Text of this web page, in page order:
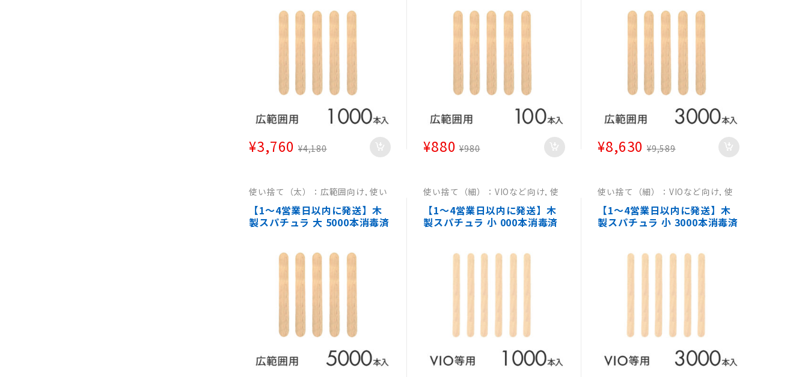
ス脱毛用ウッドスパチュラ エ
¥3,760 ¥4,180
クス脱毛用ウッドスパチュラ
¥880 ¥980
ス脱毛用ウッドスパチュラ エ
¥8,630 ¥9,589
使い捨て（太）：広範囲向け,使い
（太）：広範囲向け,使い捨て
（太）：広範囲向け
【1～4営業日以内に発送】木
製スパチュラ 大 5000本消毒済
ス脱毛用ウッドスパチュラ エ
使い捨て（細）：VIOなど向け,使
て（細）：VIO等向け,使い捨て
（細）：VIO等向け
【1～4営業日以内に発送】木
製スパチュラ 小 000本消毒済
ス脱毛用ウッドスパチュラ エ
使い捨て（細）：VIOなど向け,使
て（細）：VIO等向け,使い捨て
（細）：VIO等向け
【1～4営業日以内に発送】木
製スパチュラ 小 3000本消毒済
ス脱毛用ウッドスパチュラ エ